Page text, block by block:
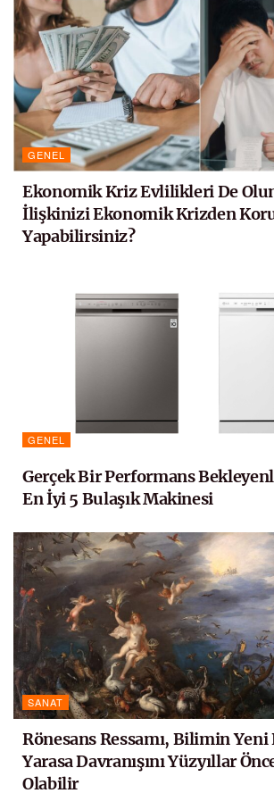
GENEL
Ekonomik Kriz Evlilikleri De
İlişkinizi Ekonomik Krizden
Yapabilirsiniz?
GENEL
Gerçek Bir Performans
En İyi 5 Bulaşık Makinesi
SANAT
Rönesans Ressamı, Bilimin
Yarasa Davranışını Yüzyıllar
Olabilir